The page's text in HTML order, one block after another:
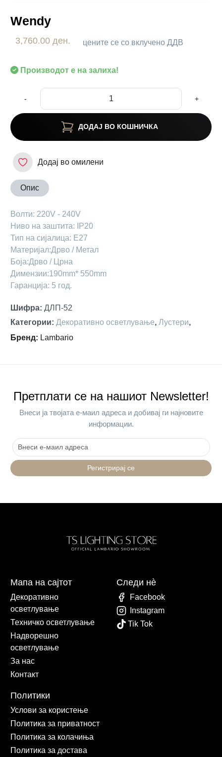
Wendy
3,760.00 ден. цените се со вклучено ДДВ
Производот е на залиха!
- +
ДОДАЈ ВО КОШНИЧКА
Додај во омилени
Опис
Волти: 220V - 240V
Ниво на заштита: IP20
Тип на сијалица: Е27
Материјал:Дрво / Метал
Боја:Дрво / Црна
Димензии:190mm* 550mm
Гаранција: 5 год.
Шифра: ДЛП-52
Категории: Декоративно осветлување, Лустери,
Бренд: Lambario
Претплати се на нашиот Newsletter!
Внеси ја твојата е-маил адреса и добивај ги најновите
информации.
Регистрирај се
Мапа на сајтот
Декоративно
осветлување
Техничко осветлување
Надворешно
осветлување
За нас
Контакт
Политики
Услови за користење
Политика за приватност
Политика за колачиња
Политика за достава
Следи нè
Facebook
Instagram
Tik Tok